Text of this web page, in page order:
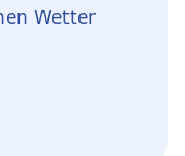
Wetter